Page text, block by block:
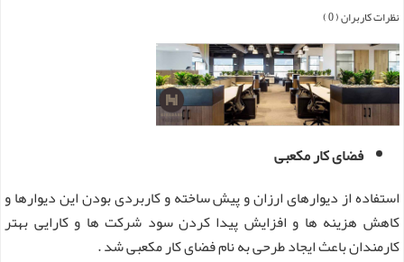
نظرات کاربران ( 0 )
فضای کار مکعبی
استفاده از دیوارهای ارزان و پیش ساخته و کاربردی بودن این دیوارها و
کاهش هزینه ها و افزایش پیدا کردن سود شرکت ها و کارایی بهتر
کارمندان باعث ایجاد طرحی به نام فضای کار مکعبی شد .